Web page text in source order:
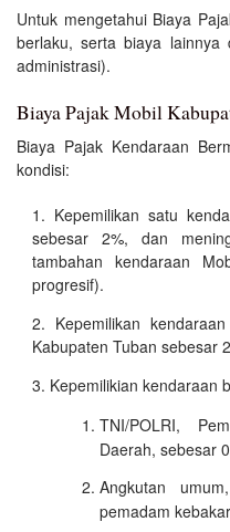
Untuk mengetahui Biaya
berlaku, serta biaya
administrasi).
Biaya Pajak Mobil
Biaya Pajak Kendaraan
kondisi:
Kepemilikan satu
sebesar 2%, dan
tambahan kendaraan
progresif).
Kepemilikan
Kabupaten Tuban sebesar
Kepemilikian kendaraan
TNI/POLRI,
Daerah, sebesar
Angkutan
pemadam